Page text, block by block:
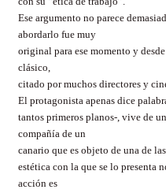
Ese argumento no parece
abordarlo fue muy
original para ese momento y
clásico,
citado por muchos directores y
El protagonista apenas dice
tantos primeros planos-, vive de
compañía de un
canario que es objeto de una de
estética con la que se lo presenta
acción es